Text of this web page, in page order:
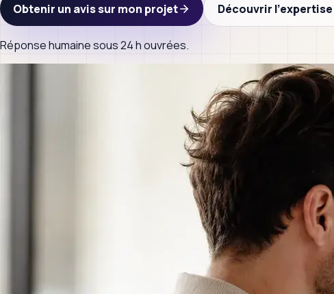
Obtenir un avis sur mon projet Découvrir l’expertise
Réponse humaine sous 24 h ouvrées.